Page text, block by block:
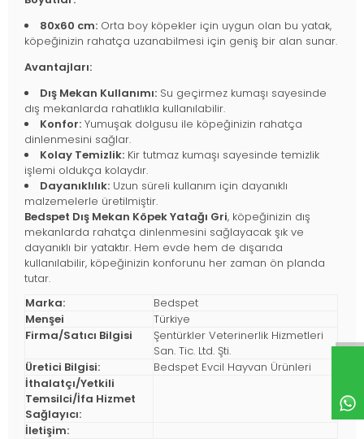
80x60 cm: Orta boy köpekler için uygun olan bu yatak,
köpeğinizin rahatça uzanabilmesi için geniş bir alan sunar.
Avantajları:
Dış Mekan Kullanımı: Su geçirmez kumaşı sayesinde
dış mekanlarda rahatlıkla kullanılabilir.
Konfor: Yumuşak dolgusu ile köpeğinizin rahatça
dinlenmesini sağlar.
Kolay Temizlik: Kir tutmaz kumaşı sayesinde temizlik
işlemi oldukça kolaydır.
Dayanıklılık: Uzun süreli kullanım için dayanıklı
malzemelerle üretilmiştir.
Bedspet Dış Mekan Köpek Yatağı Gri, köpeğinizin dış
mekanlarda rahatça dinlenmesini sağlayacak şık ve
dayanıklı bir yataktır. Hem evde hem de dışarıda
kullanılabilir, köpeğinizin konforunu her zaman ön planda
tutar.
Marka:
Bedspet
Menşei
Türkiye
Firma/Satıcı Bilgisi
Şentürkler Veterinerlik Hizmetleri
San. Tic. Ltd. Şti.
Üretici Bilgisi:
Bedspet Evcil Hayvan Ürünleri
İthalatçı/Yetkili
Temsilci/İfa Hizmet
Sağlayıcı:
İletişim: